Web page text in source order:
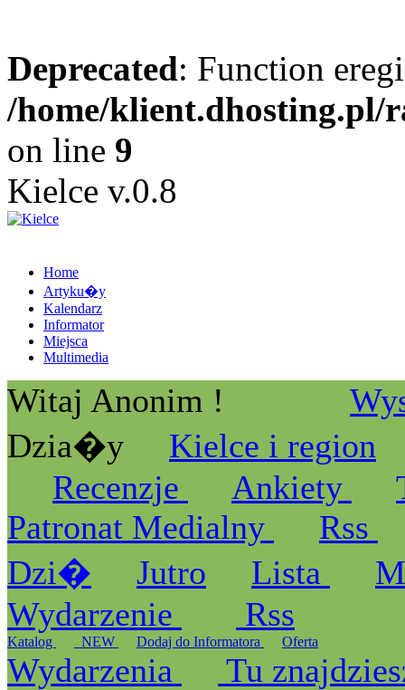
Deprecated: Function
/home/klient.dhosting.pl/
on line 9
Kielce v.0.8
Home
Artyku�y
Kalendarz
Informator
Miejsca
Multimedia
Witaj Anonim !
Dzia�y
Kielce i region
Recenzje
Ankiety
Patronat Medialny
Rss
Dzi�
Jutro Lista
Wydarzenie
Rss
Katalog _NEW Dodaj do Informatora Oferta
Wydarzenia
Tu